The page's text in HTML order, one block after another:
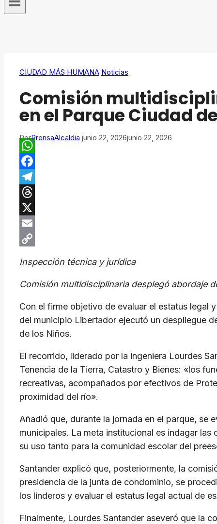
CIUDAD MÁS HUMANA Noticias
Comisión
en el Parque Ciudad
PorPrensaAlcaldia junio 22, 2026junio 22, 2026
WhatsApp
Facebook
Telegram
Threads
X
Email
Link
Inspección técnica y jurídica
Comisión multidisciplinaria desplegó abordaje
Con el firme objetivo de evaluar el estatus legal
del municipio Libertador ejecutó un despliegue
de los Niños.
El recorrido, liderado por la ingeniera Lourdes
Tenencia de la Tierra, Catastro y Bienes: «los
recreativas, acompañados por efectivos de
proximidad del río».
Añadió que, durante la jornada en el parque, se
municipales. La meta institucional es indagar
su uso tanto para la comunidad escolar del
Santander explicó que, posteriormente, la
presidencia de la junta de condominio, se
los linderos y evaluar el estatus legal actual de
Finalmente, Lourdes Santander aseveró que la